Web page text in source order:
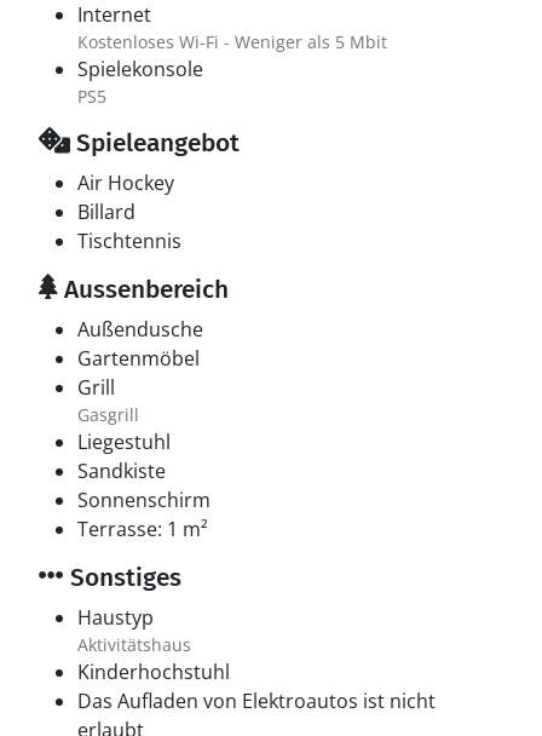
Internet
Kostenloses Wi-Fi - Weniger als 5 Mbit
Spielekonsole
PS5
Spieleangebot
Air Hockey
Billard
Tischtennis
Aussenbereich
Außendusche
Gartenmöbel
Grill
Gasgrill
Liegestuhl
Sandkiste
Sonnenschirm
Terrasse: 1 m²
Sonstiges
Haustyp
Aktivitätshaus
Kinderhochstuhl
Das Aufladen von Elektroautos ist nicht
erlaubt